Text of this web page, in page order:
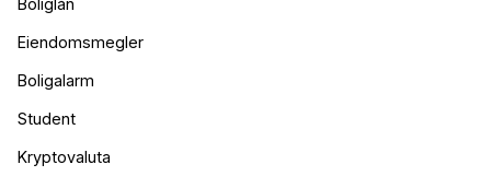
Eiendomsmegler
Boligalarm
Student
Kryptovaluta